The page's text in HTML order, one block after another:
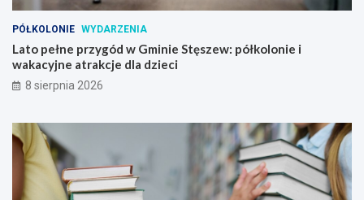
PÓŁKOLONIE WYDARZENIA
Lato pełne przygód w Gminie Stęszew: półkolonie i
wakacyjne atrakcje dla dzieci
8 sierpnia 2026